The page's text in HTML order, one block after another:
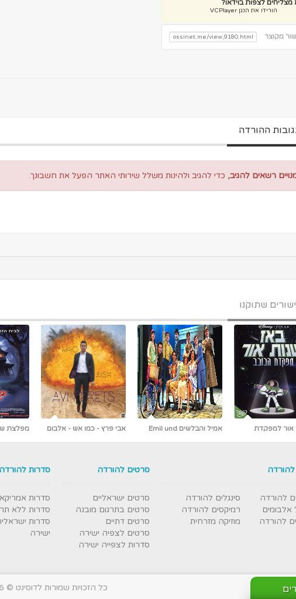
מצליחים לצפות בוידאו?
הורידו את הנגן VCPlayer
מקוצר
ההורדה
רשאים להגיב, כדי להגיב ולהינות משלל שירותי האתר הפעל את חשבונך.
שתוקנו
אמיל והבלשים Emil und
אבי פרץ - כמו אש - אלבום
מפלצת של בית - דיבוב
להורדה
להורדה
סינגלים להורדה
אלבומים
רמיקסים להורדה
להורדה
מוזיקה מזרחית
סרטים להורדה
סרטים ישראליים
סרטים בתרגום מובנה
סרטים דתיים
סרטים לצפיה ישירה
סדרות לצפייה ישירה
סדרות להורדה
סדרות
סדרות ללא
סדרות
ישירה
כל הזכויות שמורות לדוסינט © 2009-2026